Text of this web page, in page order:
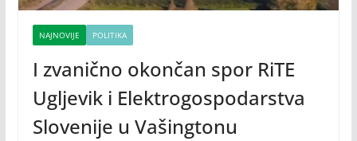
NAJNOVIJE POLITIKA
I zvanično okončan spor RiTE
Ugljevik i Elektrogospodarstva
Slovenije u Vašingtonu